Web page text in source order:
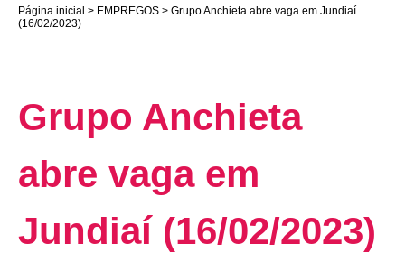
Página inicial EMPREGOS
Grupo Anchieta abre vaga em Jundiaí
(16/02/2023)
Grupo Anchieta
abre vaga em
Jundiaí (16/02/2023)